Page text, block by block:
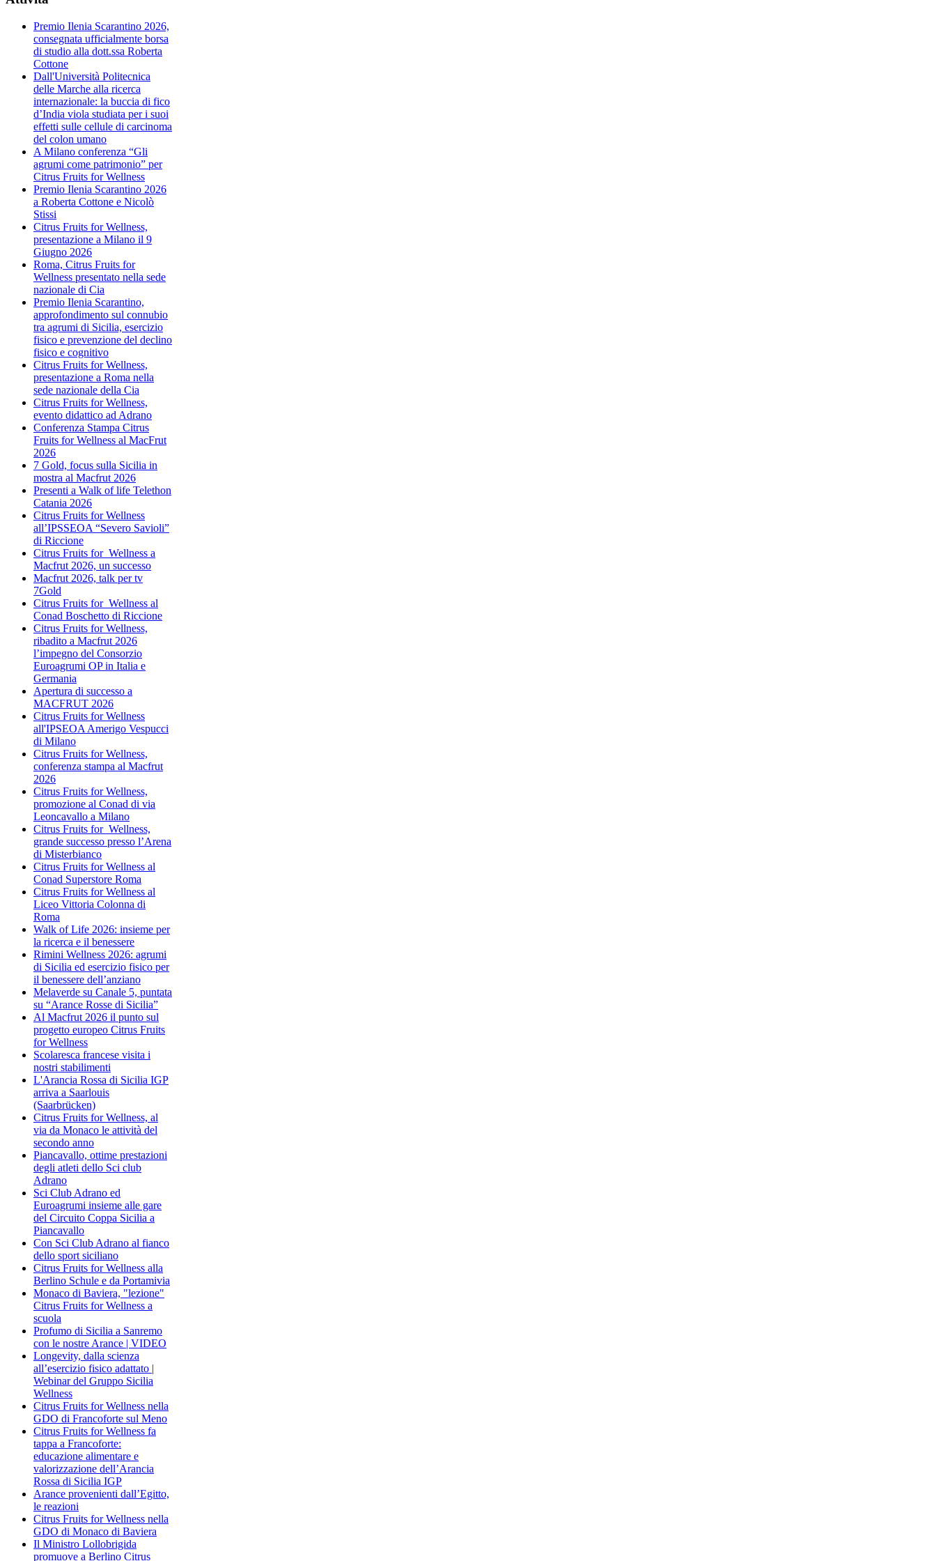
Premio Ilenia Scarantino 2026,
consegnata ufficialmente borsa
di studio alla dott.ssa Roberta
Cottone
Dall'Università Politecnica
delle Marche alla ricerca
internazionale: la buccia di fico
d’India viola studiata per i suoi
effetti sulle cellule di carcinoma
del colon umano
A Milano conferenza “Gli
agrumi come patrimonio” per
Citrus Fruits for Wellness
Premio Ilenia Scarantino 2026
a Roberta Cottone e Nicolò
Stissi
Citrus Fruits for Wellness,
presentazione a Milano il 9
Giugno 2026
Roma, Citrus Fruits for
Wellness presentato nella sede
nazionale di Cia
Premio Ilenia Scarantino,
approfondimento sul connubio
tra agrumi di Sicilia, esercizio
fisico e prevenzione del declino
fisico e cognitivo
Citrus Fruits for Wellness,
presentazione a Roma nella
sede nazionale della Cia
Citrus Fruits for Wellness,
evento didattico ad Adrano
Conferenza Stampa Citrus
Fruits for Wellness al MacFrut
2026
7 Gold, focus sulla Sicilia in
mostra al Macfrut 2026
Presenti a Walk of life Telethon
Catania 2026
Citrus Fruits for Wellness
all’IPSSEOA “Severo Savioli”
di Riccione
Citrus Fruits for Wellness a
Macfrut 2026, un successo
Macfrut 2026, talk per tv
7Gold
Citrus Fruits for Wellness al
Conad Boschetto di Riccione
Citrus Fruits for Wellness,
ribadito a Macfrut 2026
l’impegno del Consorzio
Euroagrumi OP in Italia e
Germania
Apertura di successo a
MACFRUT 2026
Citrus Fruits for Wellness
all'IPSEOA Amerigo Vespucci
di Milano
Citrus Fruits for Wellness,
conferenza stampa al Macfrut
2026
Citrus Fruits for Wellness,
promozione al Conad di via
Leoncavallo a Milano
Citrus Fruits for Wellness,
grande successo presso l’Arena
di Misterbianco
Citrus Fruits for Wellness al
Conad Superstore Roma
Citrus Fruits for Wellness al
Liceo Vittoria Colonna di
Roma
Walk of Life 2026: insieme per
la ricerca e il benessere
Rimini Wellness 2026: agrumi
di Sicilia ed esercizio fisico per
il benessere dell’anziano
Melaverde su Canale 5, puntata
su “Arance Rosse di Sicilia”
Al Macfrut 2026 il punto sul
progetto europeo Citrus Fruits
for Wellness
Scolaresca francese visita i
nostri stabilimenti
L'Arancia Rossa di Sicilia IGP
arriva a Saarlouis
(Saarbrücken)
Citrus Fruits for Wellness, al
via da Monaco le attività del
secondo anno
Piancavallo, ottime prestazioni
degli atleti dello Sci club
Adrano
Sci Club Adrano ed
Euroagrumi insieme alle gare
del Circuito Coppa Sicilia a
Piancavallo
Con Sci Club Adrano al fianco
dello sport siciliano
Citrus Fruits for Wellness alla
Berlino Schule e da Portamivia
Monaco di Baviera, "lezione"
Citrus Fruits for Wellness a
scuola
Profumo di Sicilia a Sanremo
con le nostre Arance | VIDEO
Longevity, dalla scienza
all’esercizio fisico adattato |
Webinar del Gruppo Sicilia
Wellness
Citrus Fruits for Wellness nella
GDO di Francoforte sul Meno
Citrus Fruits for Wellness fa
tappa a Francoforte:
educazione alimentare e
valorizzazione dell’Arancia
Rossa di Sicilia IGP
Arance provenienti dall’Egitto,
le reazioni
Citrus Fruits for Wellness nella
GDO di Monaco di Baviera
Il Ministro Lollobrigida
promuove a Berlino Citrus